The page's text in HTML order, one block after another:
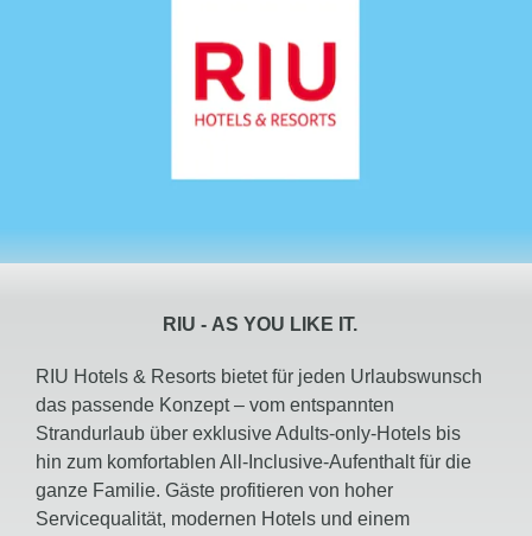
RIU - AS YOU LIKE IT.
RIU Hotels & Resorts bietet für jeden Urlaubswunsch
das passende Konzept – vom entspannten
Strandurlaub über exklusive Adults-only-Hotels bis
hin zum komfortablen All-Inclusive-Aufenthalt für die
ganze Familie. Gäste profitieren von hoher
Servicequalität, modernen Hotels und einem